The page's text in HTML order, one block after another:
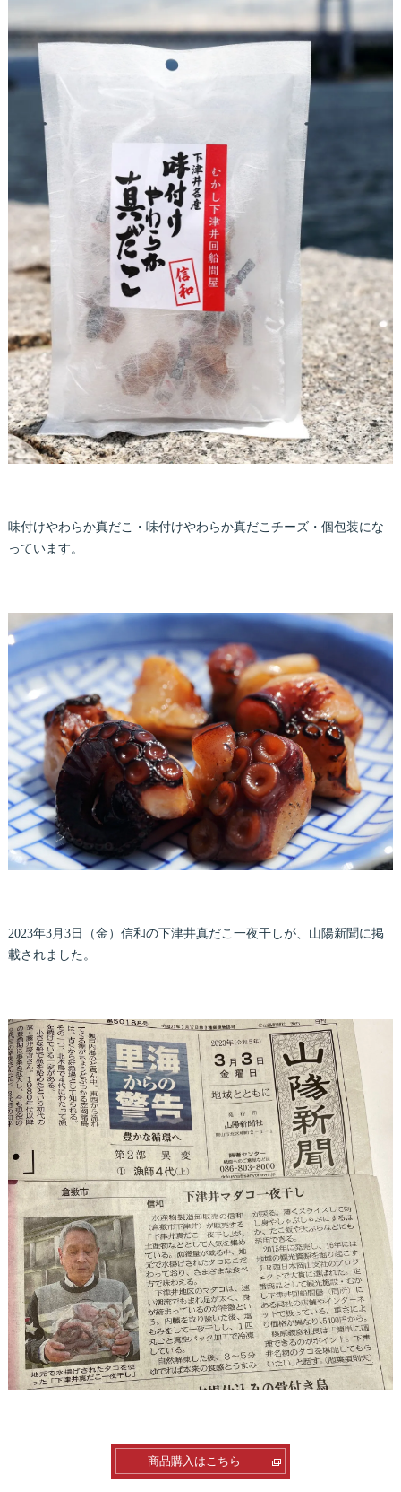
味付けやわらか真だこ・味付けやわらか真だこチーズ・個包装にな
っています。
2023年3月3日（金）信和の下津井真だこ一夜干しが、山陽新聞に掲
載されました。
商品購入はこちら